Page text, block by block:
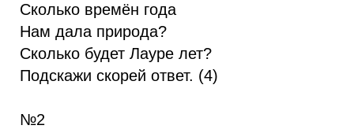
Сколько времён года
Нам дала природа?
Сколько будет Лауре лет?
Подскажи скорей ответ. (4)
№2